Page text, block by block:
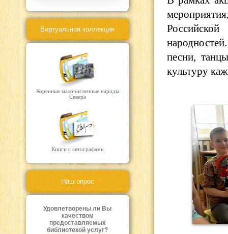
Виртуальная коллекция
Коренные малочисленные народы
Севера
Книги с автографами
Наш опрос
Удовлетворены ли Вы
качеством
предоставляемых
библиотекой услуг?
песни,
культуру